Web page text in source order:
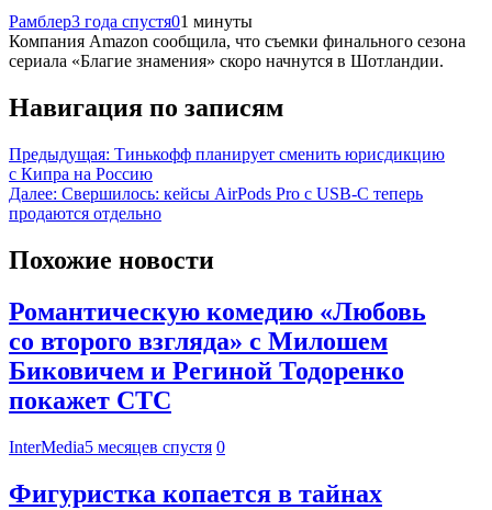
Рамблер3 года спустя01 минуты
Компания Amazon сообщила, что съемки финального сезона
сериала «Благие знамения» скоро начнутся в Шотландии.
Навигация по записям
Предыдущая: Тинькофф планирует сменить юрисдикцию
с Кипра на Россию
Далее: Свершилось: кейсы AirPods Pro с USB-C теперь
продаются отдельно
Похожие новости
Романтическую комедию «Любовь
со второго взгляда» с Милошем
Биковичем и Региной Тодоренко
покажет СТС
InterMedia5 месяцев спустя 0
Фигуристка копается в тайнах